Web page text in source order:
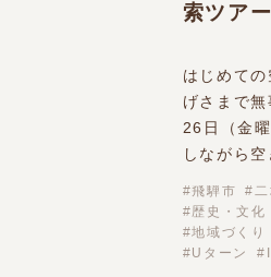
索ツア
はじめて
げさまで
26日（金
しながら
飛騨市
歴史・文化
地域づくり
Uターン